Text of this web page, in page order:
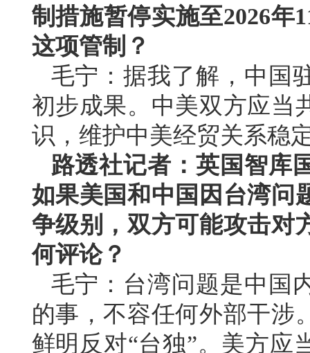
制措施暂停实施至2026年
这项管制？
毛宁：据我了解，中国
初步成果。中美双方应当
识，维护中美经贸关系稳
路透社记者：英国智库
如果美国和中国因台湾问
争级别，双方可能攻击对
何评论？
毛宁：台湾问题是中国
的事，不容任何外部干涉
鲜明反对“台独”。美方应